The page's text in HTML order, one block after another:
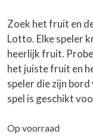
Zoek het fruit en
Lotto. Elke speler
heerlijk fruit.
het juiste fruit en
speler die zijn
spel is geschikt
Op voorraad